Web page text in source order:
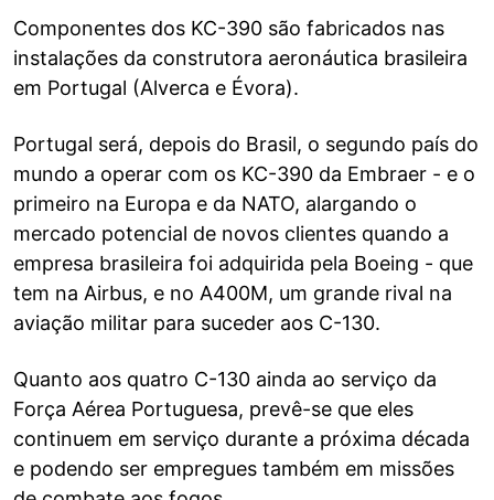
Componentes dos KC-390 são fabricados nas
instalações da construtora aeronáutica brasileira
em Portugal (Alverca e Évora).
Portugal será, depois do Brasil, o segundo país do
mundo a operar com os KC-390 da Embraer - e o
primeiro na Europa e da NATO, alargando o
mercado potencial de novos clientes quando a
empresa brasileira foi adquirida pela Boeing - que
tem na Airbus, e no A400M, um grande rival na
aviação militar para suceder aos C-130.
Quanto aos quatro C-130 ainda ao serviço da
Força Aérea Portuguesa, prevê-se que eles
continuem em serviço durante a próxima década
e podendo ser empregues também em missões